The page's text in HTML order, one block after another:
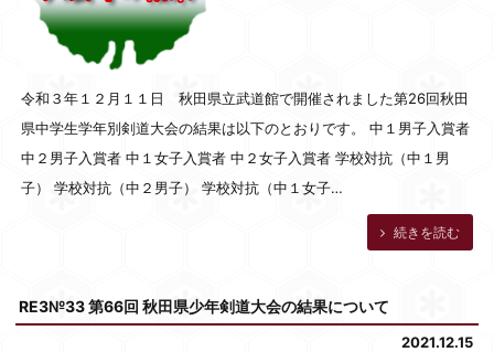
令和３年１２月１１日 秋田県立武道館で開催されました第26回秋田
県中学生学年別剣道大会の結果は以下のとおりです。 中１男子入賞者
中２男子入賞者 中１女子入賞者 中２女子入賞者 学校対抗（中１男
子） 学校対抗（中２男子） 学校対抗（中１女子…
続きを読む
RE3№33 第66回 秋田県少年剣道大会の結果について
2021.12.15